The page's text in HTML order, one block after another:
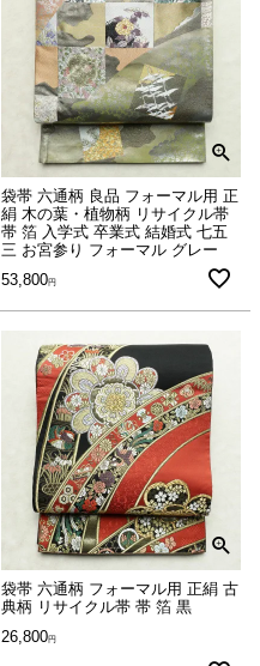
袋帯 六通柄 良品 フォーマル用 正
絹 木の葉・植物柄 リサイクル帯
帯 箔 入学式 卒業式 結婚式 七五
三 お宮参り フォーマル グレー
53,800
袋帯 六通柄 フォーマル用 正絹 古
典柄 リサイクル帯 帯 箔 黒
26,800